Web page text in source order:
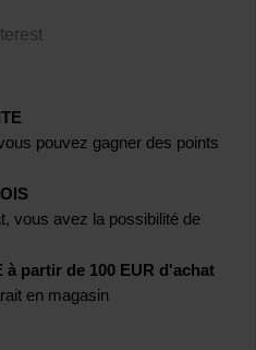
pouvez gagner des points
vous avez la possibilité de
à partir de 100 EUR d'achat
en magasin